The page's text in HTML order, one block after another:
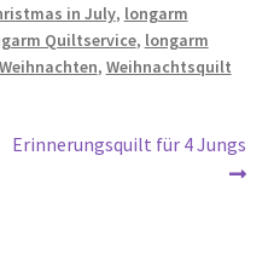
in July, longarm
Quiltservice, longarm
Weihnachten, Weihnachtsquilt
Nächster
Erinnerungsquilt für 4 Jungs